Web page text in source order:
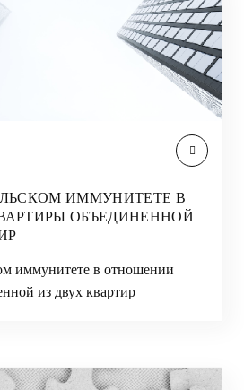
ИММУНИТЕТЕ В
ОБЪЕДИНЕННОЙ
иммунитете в отношении
из двух квартир